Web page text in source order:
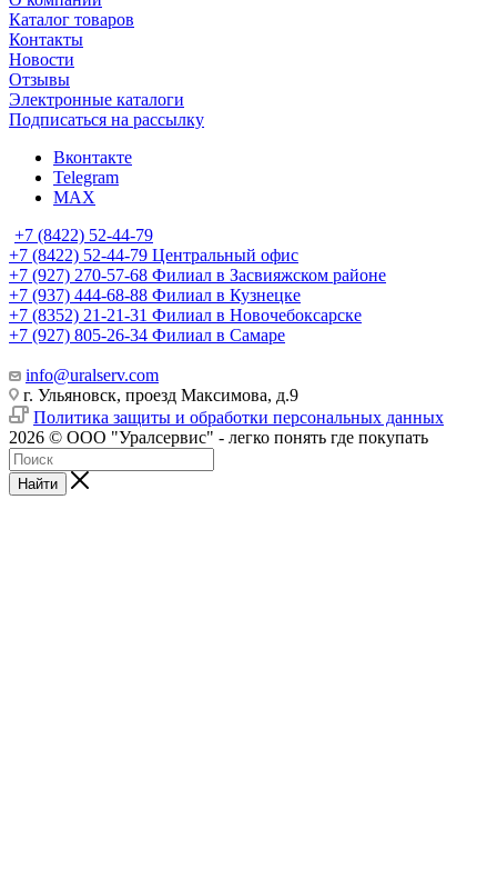
Каталог товаров
Контакты
Новости
Отзывы
Электронные каталоги
Подписаться на рассылку
Вконтакте
Telegram
MAX
+7 (8422) 52-44-79
+7 (8422) 52-44-79 Центральный офис
+7 (927) 270-57-68 Филиал в Засвияжском районе
+7 (937) 444-68-88 Филиал в Кузнецке
+7 (8352) 21-21-31 Филиал в Новочебоксарске
+7 (927) 805-26-34 Филиал в Самаре
info@uralserv.com
г. Ульяновск, проезд Максимова, д.9
Политика защиты и обработки персональных данных
2026 © ООО "Уралсервис" - легко понять где покупать
Найти